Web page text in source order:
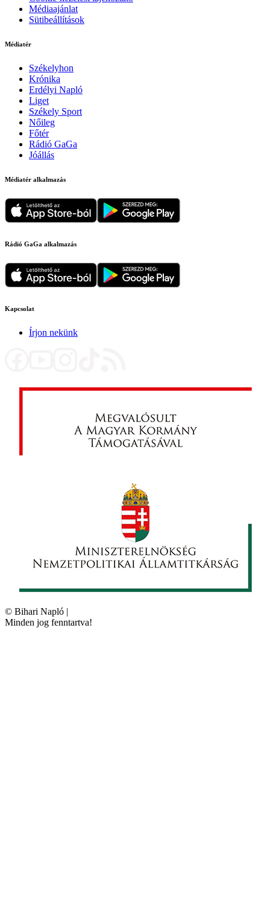
Médiaajánlat
Sütibeállítások
Médiatér
Székelyhon
Krónika
Erdélyi Napló
Liget
Székely Sport
Nőileg
Főtér
Rádió GaGa
Jóállás
Médiatér alkalmazás
Rádió GaGa alkalmazás
Kapcsolat
Írjon nekünk
© Bihari Napló |
Minden jog fenntartva!